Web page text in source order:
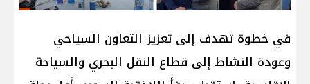
في خطوة تهدف إلى تعزيز التعاون السياحي
وعودة النشاط إلى قطاع النقل البحري والسياحة